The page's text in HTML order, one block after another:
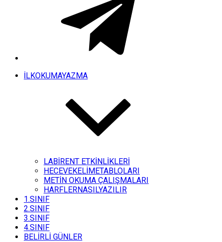
İLKOKUMAYAZMA
LABİRENT ETKİNLİKLERİ
HECEVEKELİMETABLOLARI
METİN OKUMA ÇALIŞMALARI
HARFLERNASILYAZILIR
1.SINIF
2.SINIF
3.SINIF
4.SINIF
BELİRLİ GÜNLER